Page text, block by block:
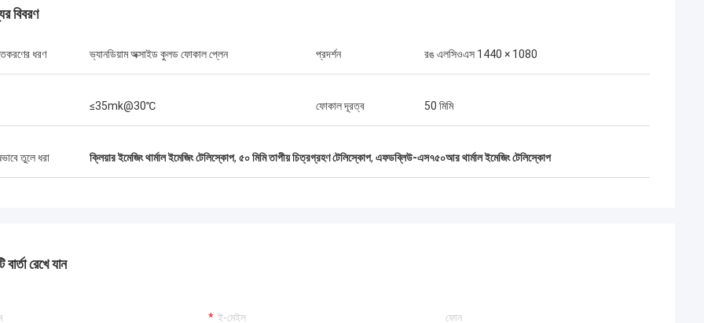
গ্রেগ ব্লেডস
সেরা মূল্য 2আশা করি ভবিষ্যতে আমরা
সিজে-৬ ভ্রাতৃত্বের মধ্যে সিসিয়ান ফরওয়ার্ড
কথা ছড়িয়ে দেব।
বিবরণ
ধরণ ভ্যানডিয়াম অক্সাইড কুলড ফোকাল প্লেন প্রদর্শন রঙ এলসিওএস 1440 × 1080
≤35mk@30℃ ফোকাল দূরত্ব 50 মিমি
তুলে ধরা ক্লিয়ার ইমেজিং থার্মাল ইমেজিং টেলিস্কোপ, ৫০ মিমি তাপীয় চিত্রগ্রহণ টেলিস্কোপ, এফডব্লিউ-এস৭৫০আর থার্মাল ইমেজিং টেলিস্কোপ
বার্তা রেখে যান